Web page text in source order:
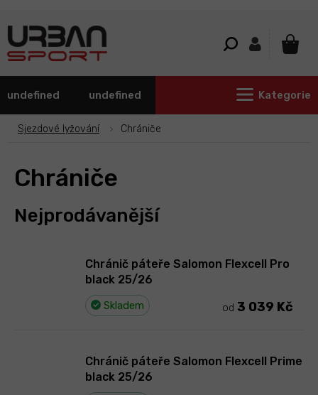
undefined undefined Kategorie
Sjezdové lyžování Chrániče
Chrániče
Nejprodávanější
Chránič páteře Salomon Flexcell Pro
black 25/26
Skladem od 3 039 Kč
Chránič páteře Salomon Flexcell Prime
black 25/26